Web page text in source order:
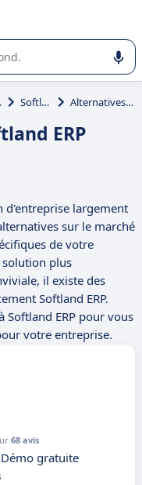
ou la sélection de
Softland ERP Alternatives à Softland ERP
ERP
d'entreprise largement
sur le marché
de votre
solution plus
il existe des
Softland ERP.
Softland ERP pour vous
votre entreprise.
68 avis
Démo gratuite